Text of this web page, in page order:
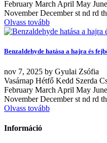
February March April May
November December st nd rd th
Olvass tovább
Benzaldehyde hatása a hajra és
nov 7, 2025 by Gyulai Zsófia
Vasárnap Hétfő Kedd Szerda
February March April May
November December st nd rd th
Olvass tovább
Információ